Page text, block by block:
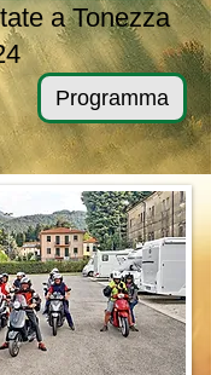
a Tonezza
Programma